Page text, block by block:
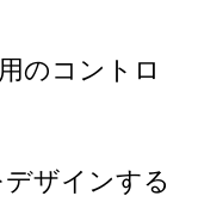
のコントロ
ザインする